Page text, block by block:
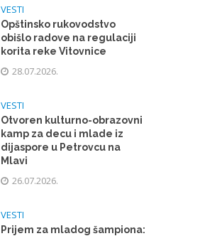
VESTI
Opštinsko rukovodstvo
obišlo radove na regulaciji
korita reke Vitovnice
28.07.2026.
VESTI
Otvoren kulturno-obrazovni
kamp za decu i mlade iz
dijaspore u Petrovcu na
Mlavi
26.07.2026.
VESTI
Prijem za mladog šampiona: